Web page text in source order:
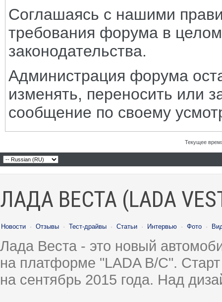
Соглашаясь с нашими
требования форума в
законодательства.
Администрация форума
изменять, переносить или
сообщение по своему
Текущее
ЛАДА ВЕСТА (LADA
Новости · Отзывы · Тест-драйвы · Статьи · Интервью · Фото ·
Лада Веста - это новый
на платформе "LADA B/C".
на сентябрь 2015 года. Над